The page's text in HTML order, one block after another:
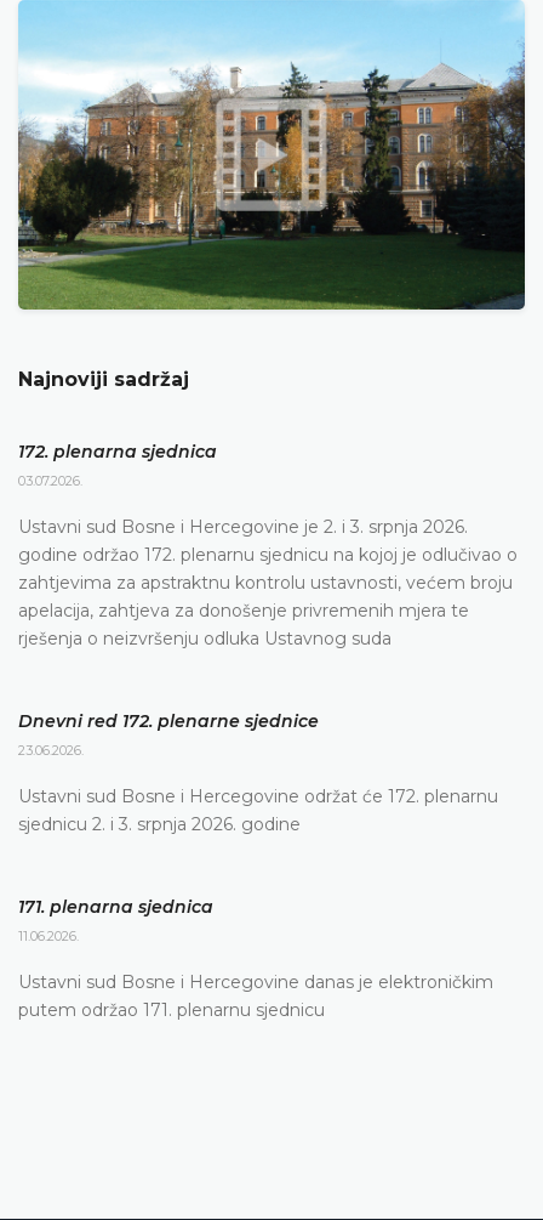
Najnoviji sadržaj
172. plenarna sjednica
03.07.2026.
Ustavni sud Bosne i Hercegovine je 2. i 3. srpnja 2026.
godine održao 172. plenarnu sjednicu na kojoj je odlučivao o
zahtjevima za apstraktnu kontrolu ustavnosti, većem broju
apelacija, zahtjeva za donošenje privremenih mjera te
rješenja o neizvršenju odluka Ustavnog suda
Dnevni red 172. plenarne sjednice
23.06.2026.
Ustavni sud Bosne i Hercegovine održat će 172. plenarnu
sjednicu 2. i 3. srpnja 2026. godine
171. plenarna sjednica
11.06.2026.
Ustavni sud Bosne i Hercegovine danas je elektroničkim
putem održao 171. plenarnu sjednicu